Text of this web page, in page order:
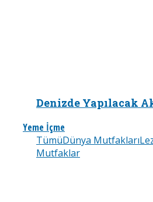
Denizde Yapılacak
Yeme İçme
TümüDünya Mutfakları
Mutfaklar